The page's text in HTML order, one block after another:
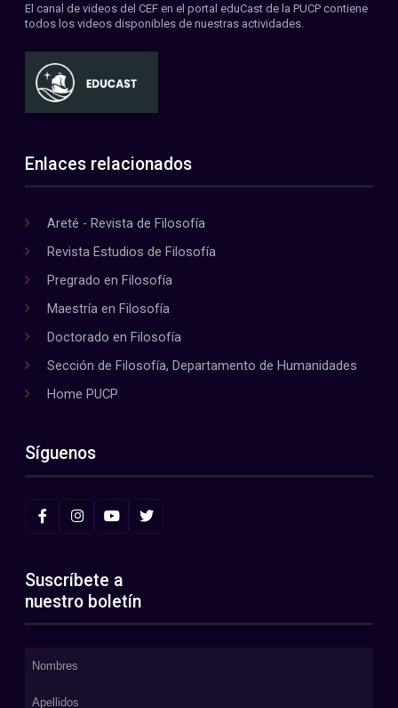
El canal de videos del CEF en el portal eduCast de la PUCP contiene
todos los videos disponibles de nuestras actividades.
Enlaces relacionados
Areté - Revista de Filosofía
Revista Estudios de Filosofía
Pregrado en Filosofía
Maestría en Filosofía
Doctorado en Filosofía
Sección de Filosofía, Departamento de Humanidades
Home PUCP
Síguenos
Suscríbete a
nuestro boletín